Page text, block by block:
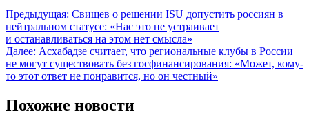
Предыдущая: Свищев о решении ISU допустить россиян в
нейтральном статусе: «Нас это не устраивает
и останавливаться на этом нет смысла»
Далее: Асхабадзе считает, что региональные клубы в России
не могут существовать без госфинансирования: «Может, кому-
то этот ответ не понравится, но он честный»
Похожие новости